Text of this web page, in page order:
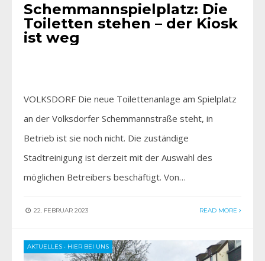
Schemmannspielplatz: Die
Toiletten stehen – der Kiosk
ist weg
VOLKSDORF Die neue Toilettenanlage am Spielplatz
an der Volksdorfer Schemmannstraße steht, in
Betrieb ist sie noch nicht. Die zuständige
Stadtreinigung ist derzeit mit der Auswahl des
möglichen Betreibers beschäftigt. Von…
22. FEBRUAR 2023 READ MORE
AKTUELLES • HIER BEI UNS